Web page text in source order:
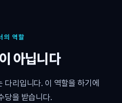
의 역할
아닙니다
다리입니다. 이 역할을 하기에
당을 받습니다.